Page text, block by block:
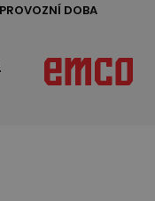
PROVOZNÍ DOBA